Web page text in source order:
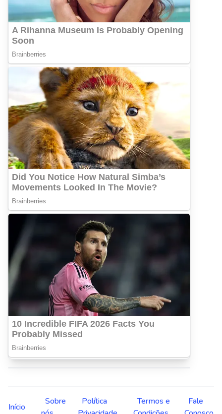
Início
Sobre
Política
Termos e
Fale